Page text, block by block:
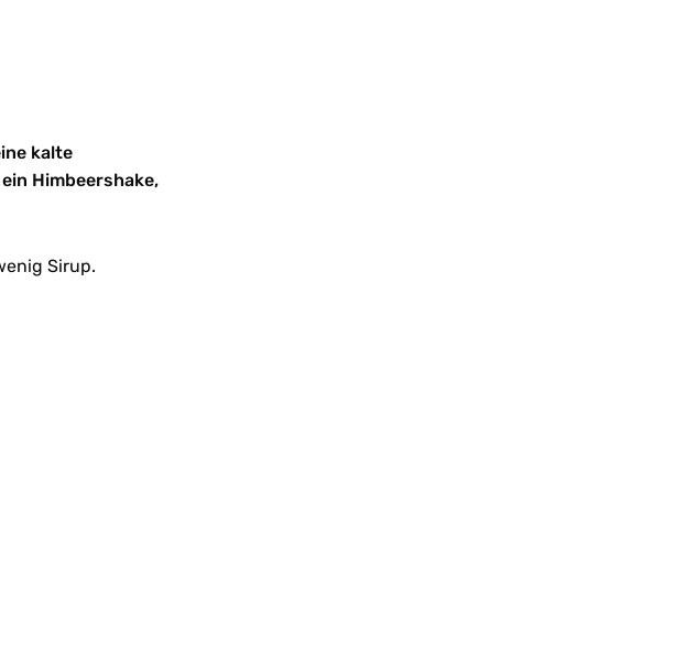
kalte
Himbeershake,
Sirup.